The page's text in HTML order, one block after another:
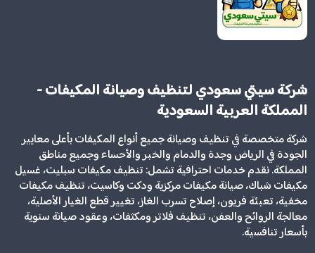
شركة سيتي سعودي لتنظيف وصيانة المكيفات -
المملكة العربية السعودية
شركة متخصصة في تنظيف وصيانة جميع أنواع المكيفات بأعلى معايير
الجودة في الرياض وجدة والدمام والخبر والأحساء وجميع مناطق
المملكة. نقدم خدمات احترافية تشمل: تنظيف مكيفات سبليت، غسيل
مكيفات شباك، صيانة مكيفات مركزية ودكت وكاسيت، تنظيف مكيفات
مخفية، تعبئة فريون، إصلاح تسرب الغاز، تغيير قطع الغيار الأصلية،
معالجة الروائح والعفن، تنظيف فلاتر ومكثفات، وعقود صيانة سنوية
بأسعار تنافسية.